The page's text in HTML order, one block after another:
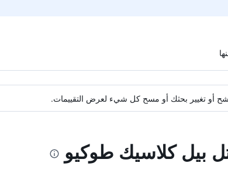
أو تغيير بحثك أو مسح كل شيء لعرض التقييمات.
بيل كلاسيك طوكيو